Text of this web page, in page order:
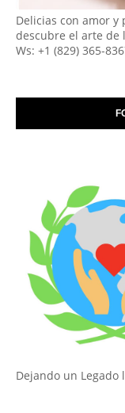
Delicias con amor y
descubre el arte de
Ws: +1 (829) 365-
Dejando un Legado